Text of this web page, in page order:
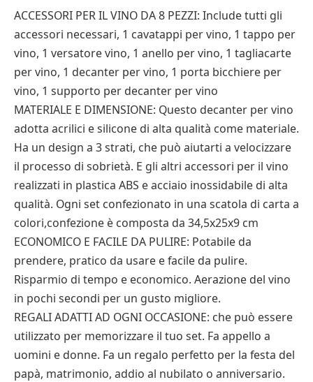
ACCESSORI PER IL VINO DA 8 PEZZI: Include tutti gli
accessori necessari, 1 cavatappi per vino, 1 tappo per
vino, 1 versatore vino, 1 anello per vino, 1 tagliacarte
per vino, 1 decanter per vino, 1 porta bicchiere per
vino, 1 supporto per decanter per vino
MATERIALE E DIMENSIONE: Questo decanter per vino
adotta acrilici e silicone di alta qualità come materiale.
Ha un design a 3 strati, che può aiutarti a velocizzare
il processo di sobrietà. E gli altri accessori per il vino
realizzati in plastica ABS e acciaio inossidabile di alta
qualità. Ogni set confezionato in una scatola di carta a
colori,confezione è composta da 34,5x25x9 cm
ECONOMICO E FACILE DA PULIRE: Potabile da
prendere, pratico da usare e facile da pulire.
Risparmio di tempo e economico. Aerazione del vino
in pochi secondi per un gusto migliore.
REGALI ADATTI AD OGNI OCCASIONE: che può essere
utilizzato per memorizzare il tuo set. Fa appello a
uomini e donne. Fa un regalo perfetto per la festa del
papà, matrimonio, addio al nubilato o anniversario.